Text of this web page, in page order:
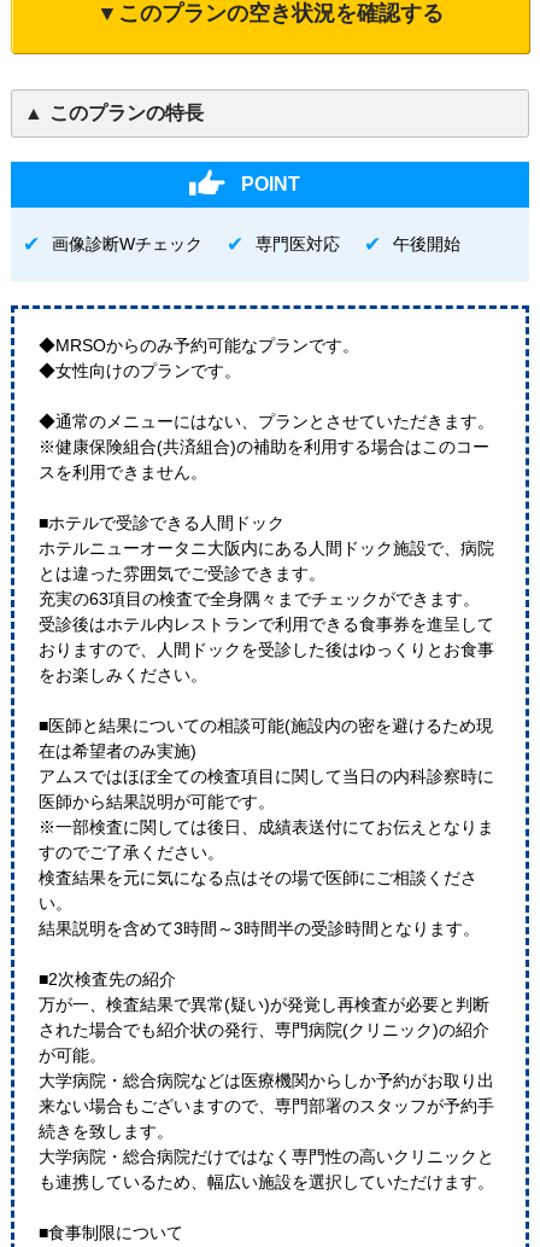
▼このプランの空き状況を確認する
このプランの特長
POINT
画像診断Wチェック 専門医対応 午後開始
◆MRSOからのみ予約可能なプランです。
◆女性向けのプランです。
◆通常のメニューにはない、プランとさせていただきます。
※健康保険組合(共済組合)の補助を利用する場合はこのコー
スを利用できません。
■ホテルで受診できる人間ドック
ホテルニューオータニ大阪内にある人間ドック施設で、病院
とは違った雰囲気でご受診できます。
充実の63項目の検査で全身隅々までチェックができます。
受診後はホテル内レストランで利用できる食事券を進呈して
おりますので、人間ドックを受診した後はゆっくりとお食事
をお楽しみください。
■医師と結果についての相談可能(施設内の密を避けるため現
在は希望者のみ実施)
アムスではほぼ全ての検査項目に関して当日の内科診察時に
医師から結果説明が可能です。
※一部検査に関しては後日、成績表送付にてお伝えとなりま
すのでご了承ください。
検査結果を元に気になる点はその場で医師にご相談くださ
い。
結果説明を含めて3時間～3時間半の受診時間となります。
■2次検査先の紹介
万が一、検査結果で異常(疑い)が発覚し再検査が必要と判断
された場合でも紹介状の発行、専門病院(クリニック)の紹介
が可能。
大学病院・総合病院などは医療機関からしか予約がお取り出
来ない場合もございますので、専門部署のスタッフが予約手
続きを致します。
大学病院・総合病院だけではなく専門性の高いクリニックと
も連携しているため、幅広い施設を選択していただけます。
■食事制限について